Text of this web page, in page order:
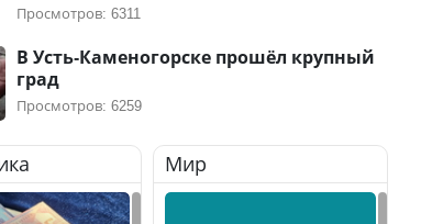
Просмотров: 6311
В Усть-Каменогорске прошёл крупный
град
Просмотров: 6259
Мир